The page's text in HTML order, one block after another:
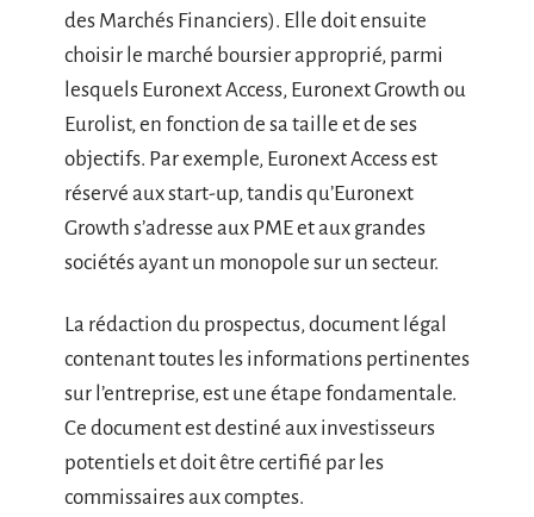
des Marchés Financiers). Elle doit ensuite
choisir le marché boursier approprié, parmi
lesquels Euronext Access, Euronext Growth ou
Eurolist, en fonction de sa taille et de ses
objectifs. Par exemple, Euronext Access est
réservé aux start-up, tandis qu’Euronext
Growth s’adresse aux PME et aux grandes
sociétés ayant un monopole sur un secteur.
La rédaction du prospectus, document légal
contenant toutes les informations pertinentes
sur l’entreprise, est une étape fondamentale.
Ce document est destiné aux investisseurs
potentiels et doit être certifié par les
commissaires aux comptes.